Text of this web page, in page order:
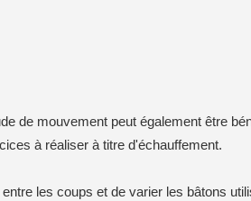
de mouvement peut également être
à réaliser à titre d'échauffement.
les coups et de varier les bâtons